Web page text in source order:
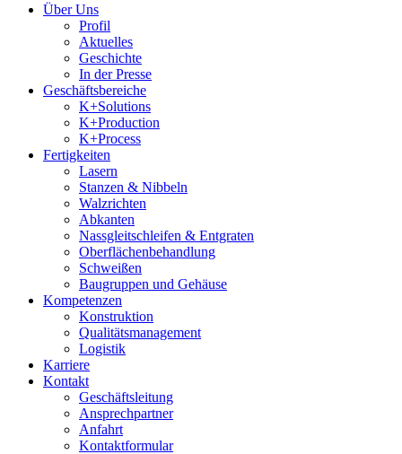
Über Uns
Profil
Aktuelles
Geschichte
In der Presse
Geschäftsbereiche
K+Solutions
K+Production
K+Process
Fertigkeiten
Lasern
Stanzen & Nibbeln
Walzrichten
Abkanten
Nassgleitschleifen & Entgraten
Oberflächenbehandlung
Schweißen
Baugruppen und Gehäuse
Kompetenzen
Konstruktion
Qualitätsmanagement
Logistik
Karriere
Kontakt
Geschäftsleitung
Ansprechpartner
Anfahrt
Kontaktformular